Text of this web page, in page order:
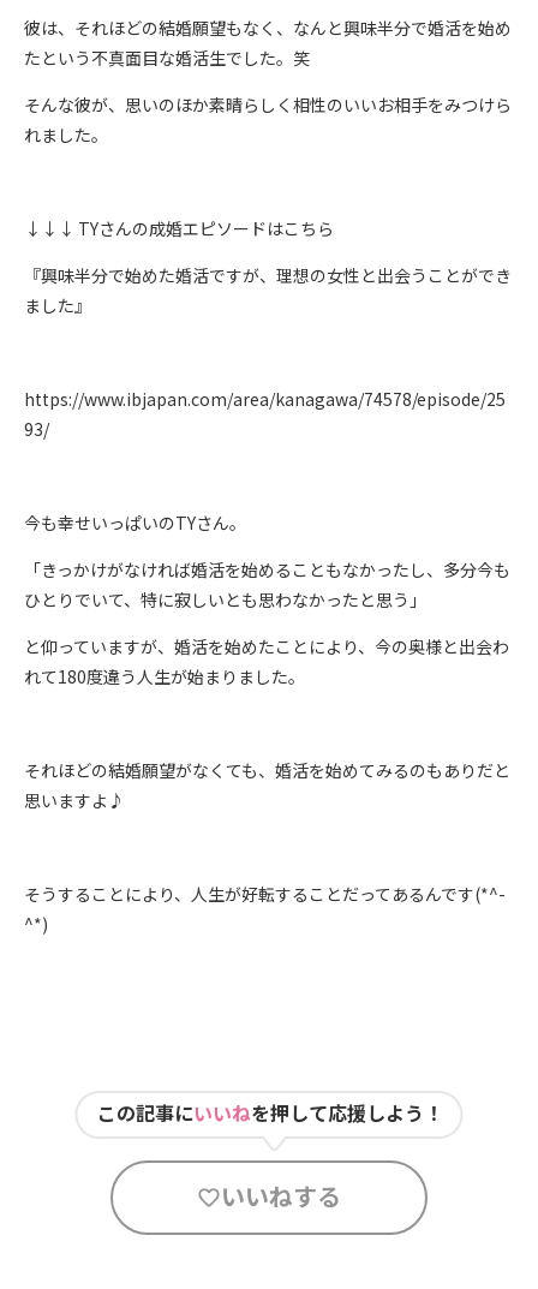
彼は、それほどの結婚願望もなく、なんと興味半分で婚活を始め
たという不真面目な婚活生でした。笑
そんな彼が、思いのほか素晴らしく相性のいいお相手をみつけら
れました。
↓↓↓ TYさんの成婚エピソードはこちら
『興味半分で始めた婚活ですが、理想の女性と出会うことができ
ました』
https://www.ibjapan.com/area/kanagawa/74578/episode/25
93/
今も幸せいっぱいのTYさん。
「きっかけがなければ婚活を始めることもなかったし、多分今も
ひとりでいて、特に寂しいとも思わなかったと思う」
と仰っていますが、婚活を始めたことにより、今の奥様と出会わ
れて180度違う人生が始まりました。
それほどの結婚願望がなくても、婚活を始めてみるのもありだと
思いますよ♪
そうすることにより、人生が好転することだってあるんです(*^-
^*)
この記事にいいねを押して応援しよう！
いいねする